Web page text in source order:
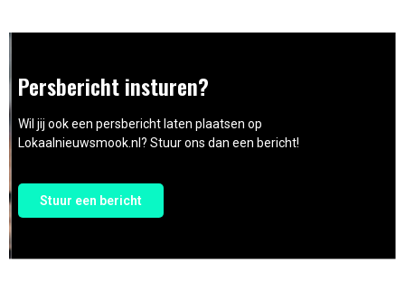
Persbericht insturen?
Wil jij ook een persbericht laten plaatsen op
Lokaalnieuwsmook.nl? Stuur ons dan een bericht!
Stuur een bericht